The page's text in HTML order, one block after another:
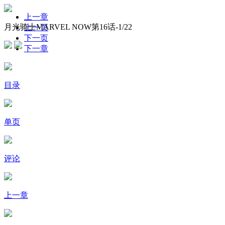
月光骑士MARVEL NOW第16话-1/22
上一章
上一页
下一页
下一章
目录
单页
评论
上一章